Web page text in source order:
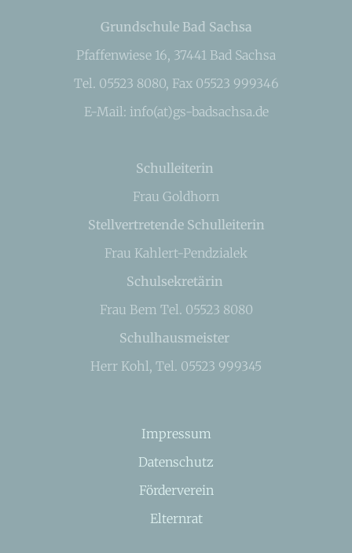
Grundschule Bad Sachsa
Pfaffenwiese 16, 37441 Bad Sachsa
Tel. 05523 8080, Fax 05523 999346
E-Mail: info(at)gs-badsachsa.de
Schulleiterin
Frau Goldhorn
Stellvertretende Schulleiterin
Frau Kahlert-Pendzialek
Schulsekretärin
Frau Bem Tel. 05523 8080
Schulhausmeister
Herr Kohl, Tel. 05523 999345
Impressum
Datenschutz
Förderverein
Elternrat